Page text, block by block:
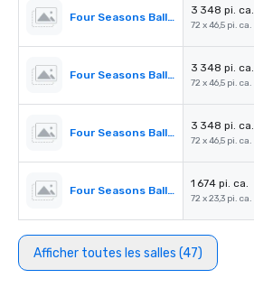
Four Seasons Ballroom 1
3 348 pi. ca.
72 x 46,5 pi. ca.
Four Seasons Ballroom 4
3 348 pi. ca.
72 x 46,5 pi. ca.
Four Seasons Ballroom 2,3
3 348 pi. ca.
72 x 46,5 pi. ca.
Four Seasons Ballroom 2
1 674 pi. ca.
72 x 23,3 pi. ca.
Afficher toutes les salles (47)